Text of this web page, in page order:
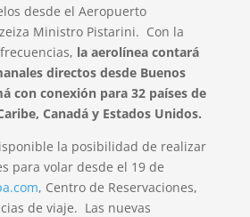
desde el Aeropuerto
Ministro Pistarini. Con la
la aerolínea contará
directos desde Buenos
con conexión para 32 países de
Canadá y Estados Unidos.
la posibilidad de realizar
para volar desde el 19 de
, Centro de Reservaciones,
de viaje. Las nuevas